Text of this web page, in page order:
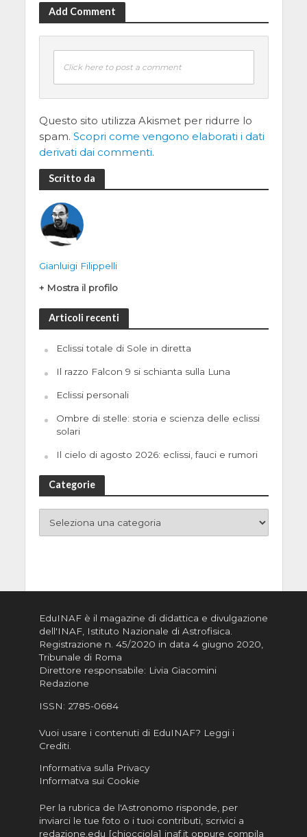
Add Comment
Click here to post a comment
Questo sito utilizza Akismet per ridurre lo
spam. Scopri come vengono elaborati i dati
derivati dai commenti.
Scritto da
Gianluigi Filippelli
+ Mostra il profilo
Articoli recenti
Eclissi totale di Sole in diretta
Il razzo Falcon 9 si schianta sulla Luna
Eclissi personali
Ombre di stelle: storia e scienza delle eclissi
solari
Il cielo di agosto 2026: eclissi, fauci e rumori
Categorie
EduINAF è il magazine di didattica e divulgazione
dell'INAF, Istituto Nazionale di Astrofisica.
Registrazione n. 45/2020 in data 4 giugno 2020,
Tribunale di Roma
Direttore responsabile: Livia Giacomini
Redazione
ISSN: 2785-0684
Vuoi usare i contenuti di EduINAF? Leggi i
Crediti.
Informativa sulla Privacy
Informatva sui Cookie
Per la rubrica de l'Astronomo risponde, per
inviarci le tue foto o i tuoi contributi, scrivici a
redazione.edu [chiocciola] inaf.it oppure compila